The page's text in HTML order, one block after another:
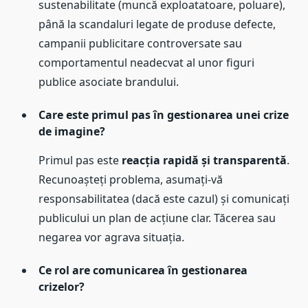
sustenabilitate (muncă exploatatoare, poluare),
până la scandaluri legate de produse defecte,
campanii publicitare controversate sau
comportamentul neadecvat al unor figuri
publice asociate brandului.
Care este primul pas în gestionarea unei crize
de imagine?
Primul pas este reacția rapidă și transparentă.
Recunoașteți problema, asumați-vă
responsabilitatea (dacă este cazul) și comunicați
publicului un plan de acțiune clar. Tăcerea sau
negarea vor agrava situația.
Ce rol are comunicarea în gestionarea
crizelor?